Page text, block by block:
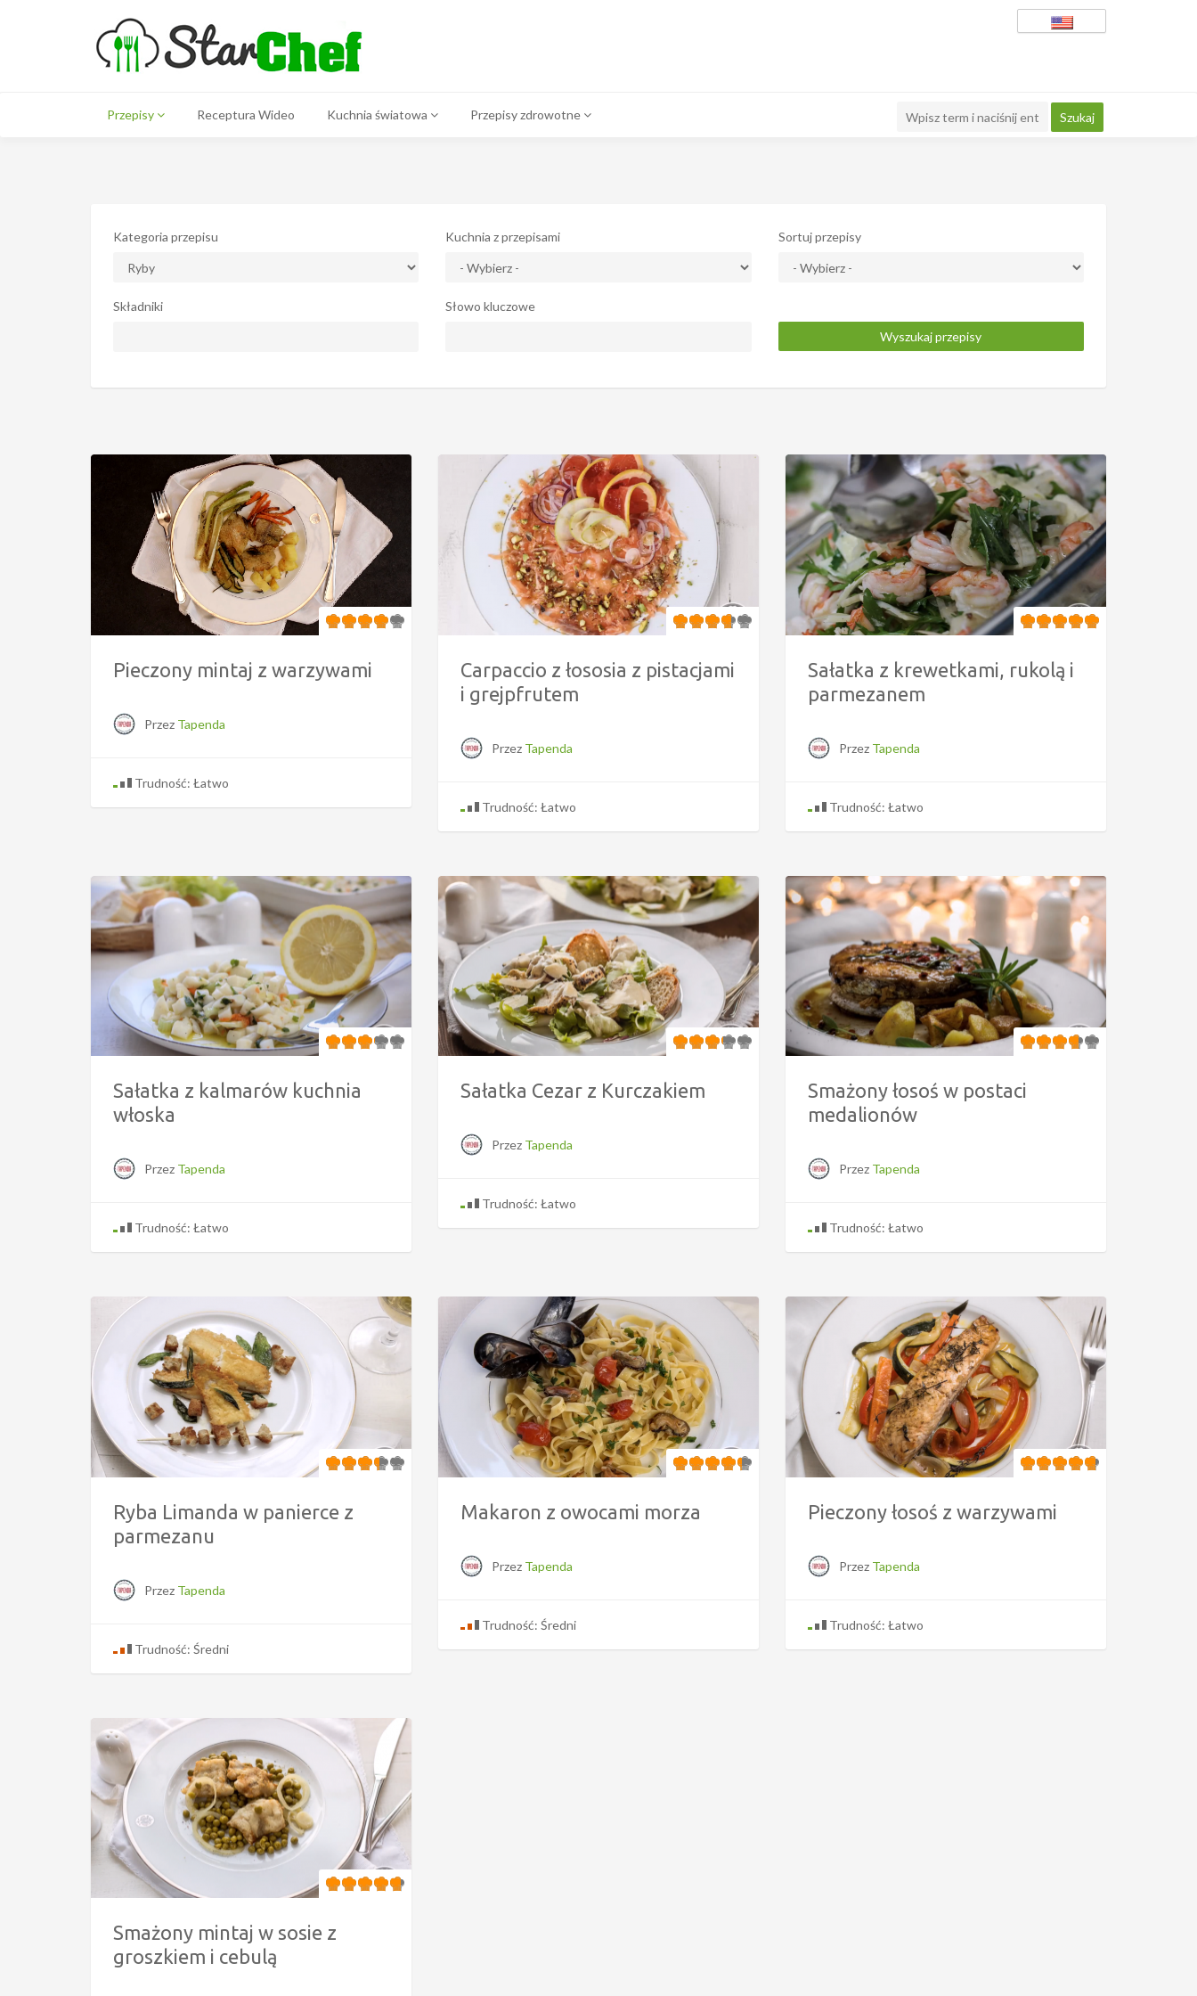
Przepisy Receptura Wideo Kuchnia światowa Przepisy zdrowotne
Kategoria przepisu Kuchnia z przepisami Sortuj przepisy
Składniki
Słowo kluczowe
Wyszukaj przepisy
Pieczony mintaj z warzywami
Przez Tapenda
Trudność: Łatwo
Carpaccio z łososia z pistacjami
i grejpfrutem
Przez Tapenda
Trudność: Łatwo
Sałatka z krewetkami, rukolą i
parmezanem
Przez Tapenda
Trudność: Łatwo
Sałatka z kalmarów kuchnia
włoska
Przez Tapenda
Trudność: Łatwo
Sałatka Cezar z Kurczakiem
Przez Tapenda
Trudność: Łatwo
Smażony łosoś w postaci
medalionów
Przez Tapenda
Trudność: Łatwo
Ryba Limanda w panierce z
parmezanu
Przez Tapenda
Trudność: Średni
Makaron z owocami morza
Przez Tapenda
Trudność: Średni
Pieczony łosoś z warzywami
Przez Tapenda
Trudność: Łatwo
Smażony mintaj w sosie z
groszkiem i cebulą